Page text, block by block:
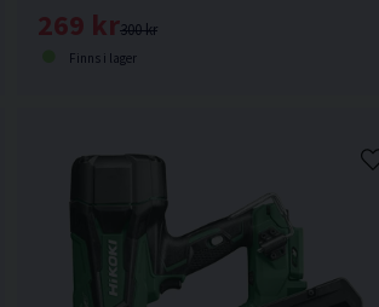
300 kr
269 kr
Finns i lager